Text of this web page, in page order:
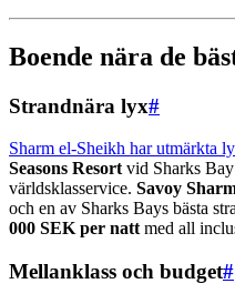
Boende nära de
Strandnära lyx#
Sharm el-Sheikh har utmärkta
Seasons Resort vid Sharks
världsklasservice. Savoy
och en av Sharks Bays bästa
000 SEK per natt med all
Mellanklass och budget#